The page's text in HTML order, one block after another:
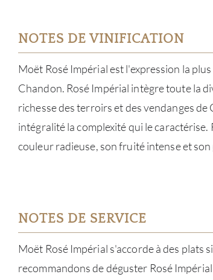
NOTES DE VINIFICATION
Moët Rosé Impérial est l'expression la
Chandon. Rosé Impérial intègre toute la
richesse des terroirs et des vendanges
intégralité la complexité qui le caractérise.
couleur radieuse, son fruité intense et
NOTES DE SERVICE
Moët Rosé Impérial s'accorde à des plats
recommandons de déguster Rosé